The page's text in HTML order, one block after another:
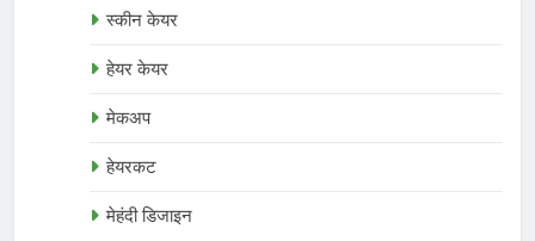
स्कीन केयर
हेयर केयर
मेकअप
हेयरकट
मेहंदी डिजाइन